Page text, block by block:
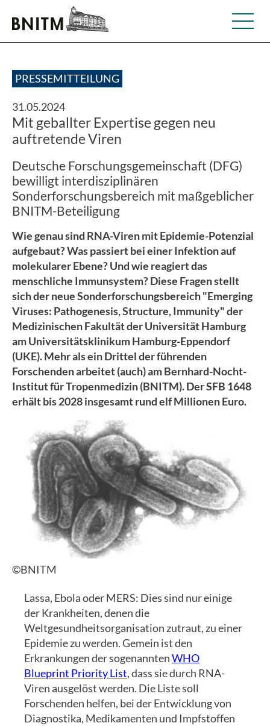
PRESSEMITTEILUNG
31.05.2024
Mit geballter Expertise gegen neu
auftretende Viren
Deutsche Forschungsgemeinschaft (DFG)
bewilligt interdisziplinären
Sonderforschungsbereich mit maßgeblicher
BNITM-Beteiligung
Wie genau sind RNA-Viren mit Epidemie-Potenzial
aufgebaut? Was passiert bei einer Infektion auf
molekularer Ebene? Und wie reagiert das
menschliche Immunsystem? Diese Fragen stellt
sich der neue Sonderforschungsbereich "Emerging
Viruses: Pathogenesis, Structure, Immunity" der
Medizinischen Fakultät der Universität Hamburg
am Universitätsklinikum Hamburg-Eppendorf
(UKE). Mehr als ein Drittel der führenden
Forschenden arbeitet (auch) am Bernhard-Nocht-
Institut für Tropenmedizin (BNITM). Der SFB 1648
erhält bis 2028 insgesamt rund elf Millionen Euro.
©BNITM
Lassa, Ebola oder MERS: Dies sind nur einige
der Krankheiten, denen die
Weltgesundheitsorganisation zutraut, zu einer
Epidemie zu werden. Gemein ist den
Erkrankungen der sogenanntenWHO
Blueprint Priority List, dass sie durch RNA-
Viren ausgelöst werden. Die Liste soll
Forschenden helfen, bei der Entwicklung von
Diagnostika, Medikamenten und Impfstoffen